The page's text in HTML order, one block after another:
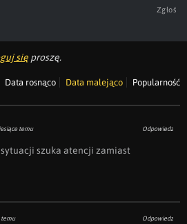
Zgłoś
się proszę.
Data rosnąco Data malejąco Popularność
temu Odpowiedz
szuka atencji zamiast
temu Odpowiedz